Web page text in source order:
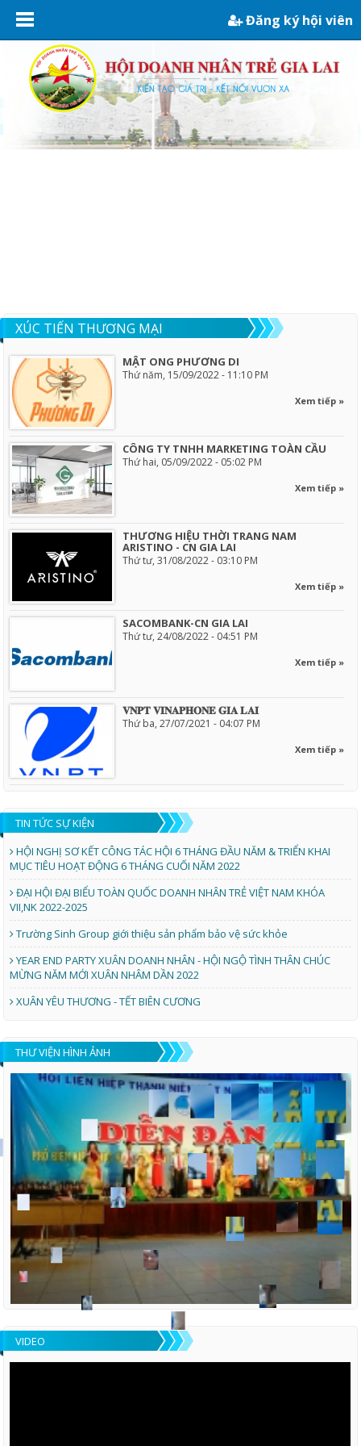
Đăng ký hội viên
XÚC TIẾN THƯƠNG MẠI
MẬT ONG PHƯƠNG DI
Thứ năm, 15/09/2022 - 11:10 PM
Xem tiếp »
CÔNG TY TNHH MARKETING TOÀN CẦU
Thứ hai, 05/09/2022 - 05:02 PM
Xem tiếp »
THƯƠNG HIỆU THỜI TRANG NAM
ARISTINO - CN GIA LAI
Thứ tư, 31/08/2022 - 03:10 PM
Xem tiếp »
SACOMBANK-CN GIA LAI
Thứ tư, 24/08/2022 - 04:51 PM
Xem tiếp »
𝐕𝐍𝐏𝐓 𝐕𝐈𝐍𝐀𝐏𝐇𝐎𝐍𝐄 𝐆𝐈𝐀 𝐋𝐀𝐈
Thứ ba, 27/07/2021 - 04:07 PM
Xem tiếp »
TIN TỨC SỰ KIỆN
HỘI NGHỊ SƠ KẾT CÔNG TÁC HỘI 6 THÁNG ĐẦU NĂM & TRIỂN KHAI
MỤC TIÊU HOẠT ĐỘNG 6 THÁNG CUỐI NĂM 2022
ĐẠI HỘI ĐẠI BIỂU TOÀN QUỐC DOANH NHÂN TRẺ VIỆT NAM KHÓA
VII,NK 2022-2025
Trường Sinh Group giới thiệu sản phẩm bảo vệ sức khỏe
YEAR END PARTY XUÂN DOANH NHÂN - HỘI NGỘ TÌNH THÂN CHÚC
MỪNG NĂM MỚI XUÂN NHÂM DẦN 2022
XUÂN YÊU THƯƠNG - TẾT BIÊN CƯƠNG
THƯ VIỆN HÌNH ẢNH
VIDEO